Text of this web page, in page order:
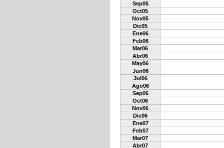
Sep05
Oct05
Nov05
Dic05
Ene06
Feb06
Mar06
Abr06
May06
Jun06
Jul06
Ago06
Sep06
Oct06
Nov06
Dic06
Ene07
Feb07
Mar07
Abr07